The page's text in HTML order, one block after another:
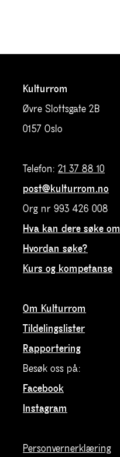
Kulturrom
Øvre Slottsgate 2B
0157 Oslo
Telefon: 21 37 88 10
post@kulturrom.no
Org nr 993 426 008
Hva kan dere søke
Hvordan søke?
Kurs og kompetanse
Om Kulturrom
Tildelingslister
Rapportering
Besøk oss på:
Facebook
Instagram
Personvernerklæring